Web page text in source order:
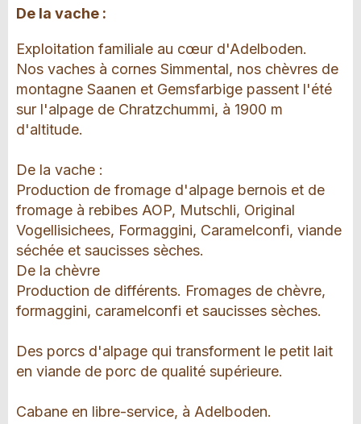
De la vache :
Exploitation familiale au cœur d'Adelboden.
Nos vaches à cornes Simmental, nos chèvres de
montagne Saanen et Gemsfarbige passent l'été
sur l'alpage de Chratzchummi, à 1900 m
d'altitude.
De la vache :
Production de fromage d'alpage bernois et de
fromage à rebibes AOP, Mutschli, Original
Vogellisichees, Formaggini, Caramelconfi, viande
séchée et saucisses sèches.
De la chèvre
Production de différents. Fromages de chèvre,
formaggini, caramelconfi et saucisses sèches.
Des porcs d'alpage qui transforment le petit lait
en viande de porc de qualité supérieure.
Cabane en libre-service, à Adelboden.